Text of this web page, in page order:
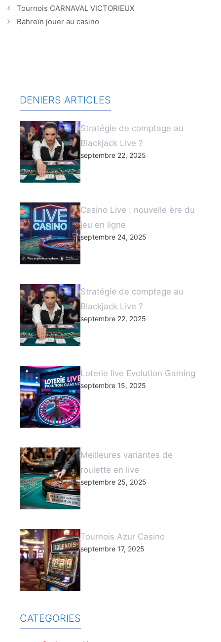
Tournois CARNAVAL VICTORIEUX
Bahreïn jouer au casino
DENIERS ARTICLES
Stratégie de comptage au
Blackjack Live ?
septembre 22, 2025
Casino Live : nouvelle ère du
jeu en ligne
septembre 24, 2025
Stratégie de comptage au
Blackjack Live ?
septembre 22, 2025
Loterie live Evolution Gaming
septembre 15, 2025
Meilleures variantes de
roulette en live
septembre 25, 2025
Tournois Azur Casino
septembre 17, 2025
CATEGORIES